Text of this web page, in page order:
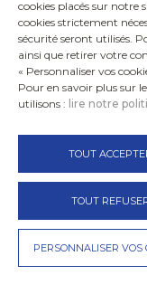
VOIR
SOS MÉDECINS
Nous contacter
cookies placés sur notre
cookies strictement
sécurité seront utilisés.
ainsi que retirer votre
« Personnaliser vos
Pour en savoir plus sur
utilisons : lire notre
TOUT
TOUT
PERSONNALISER VOS